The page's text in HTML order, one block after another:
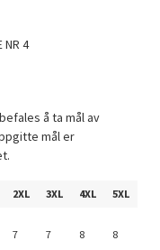
NR 4
å ta mål av
mål er
2XL 3XL 4XL
5XL
7 7 8 8